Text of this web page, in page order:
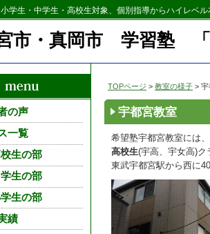
学生・中学生・高校生対象、個別指導からハイレベ
市・真岡市 学習塾 「
TOPページ > 教室の様子 >
宇都宮教室
希望塾宇都宮教室には、
高校生(宇高、宇女高)ク
東武宇都宮駅から西に
の声
一覧
生の部
生の部
生の部
績